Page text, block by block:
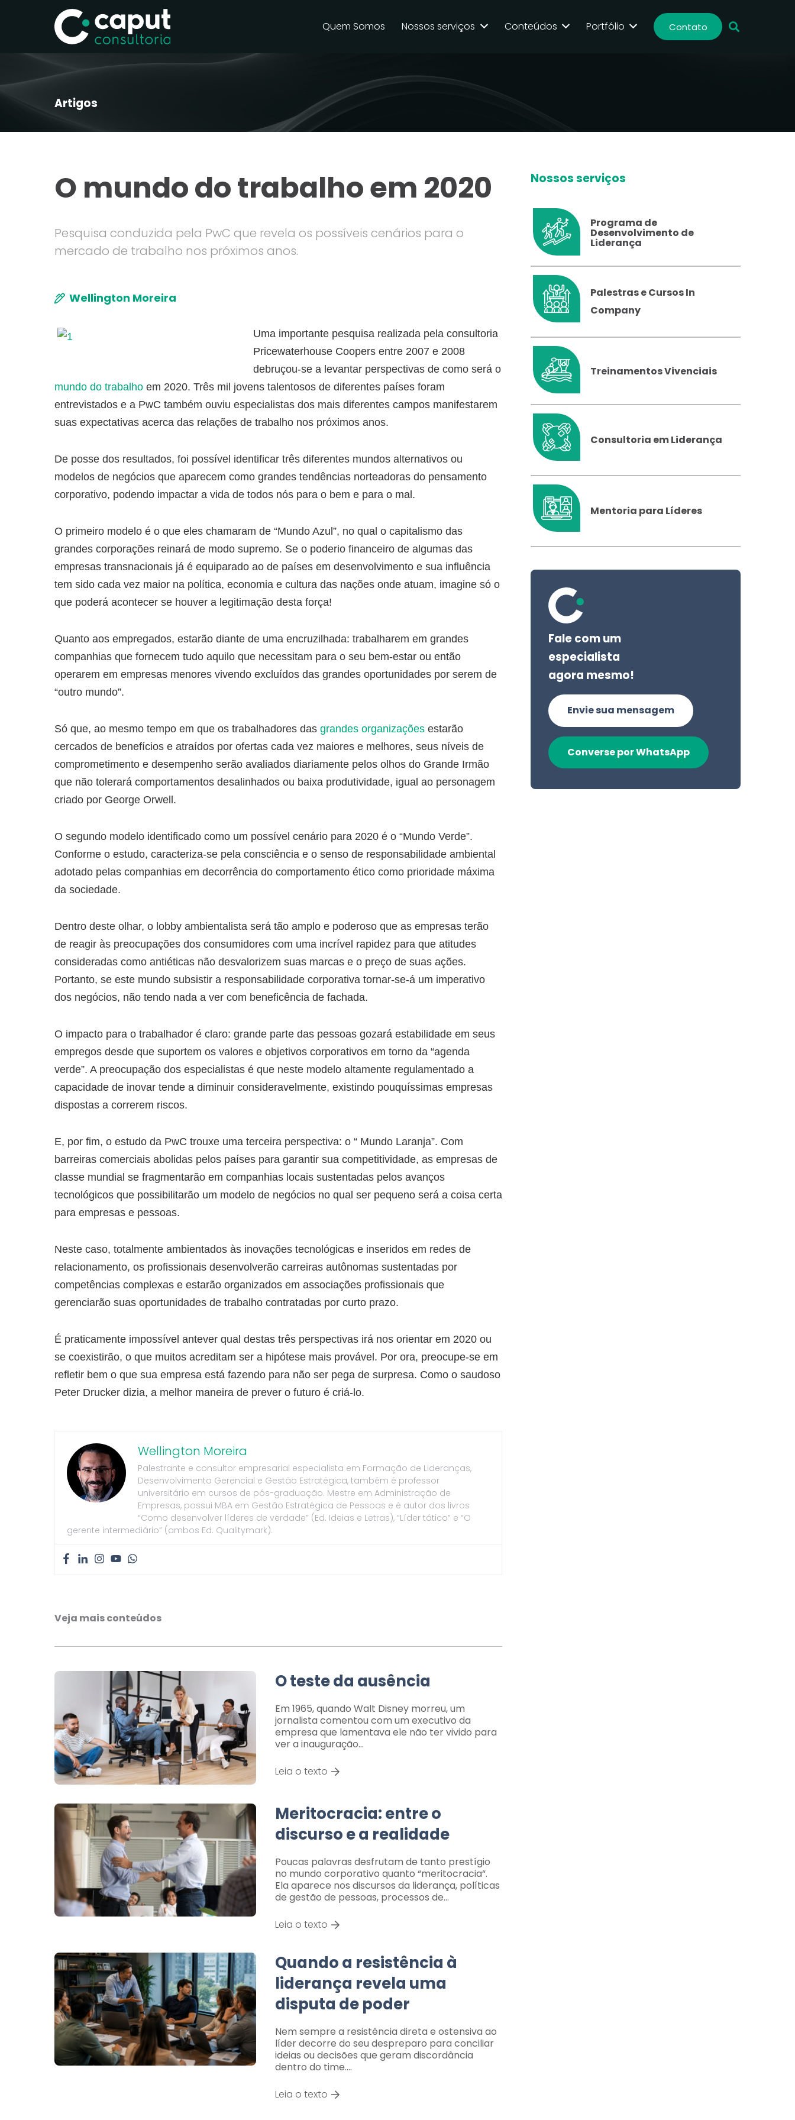
Quem Somos Nossos serviços Conteúdos Portfólio Contato
Artigos
O mundo do trabalho em 2020
Pesquisa conduzida pela PwC que revela os possíveis cenários para o
mercado de trabalho nos próximos anos.
Wellington Moreira
Uma importante pesquisa realizada pela consultoria
Pricewaterhouse Coopers entre 2007 e 2008
debruçou-se a levantar perspectivas de como será o
mundo do trabalho em 2020. Três mil jovens talentosos de diferentes países foram
entrevistados e a PwC também ouviu especialistas dos mais diferentes campos manifestarem
suas expectativas acerca das relações de trabalho nos próximos anos.
De posse dos resultados, foi possível identificar três diferentes mundos alternativos ou
modelos de negócios que aparecem como grandes tendências norteadoras do pensamento
corporativo, podendo impactar a vida de todos nós para o bem e para o mal.
O primeiro modelo é o que eles chamaram de “Mundo Azul”, no qual o capitalismo das
grandes corporações reinará de modo supremo. Se o poderio financeiro de algumas das
empresas transnacionais já é equiparado ao de países em desenvolvimento e sua influência
tem sido cada vez maior na política, economia e cultura das nações onde atuam, imagine só o
que poderá acontecer se houver a legitimação desta força!
Quanto aos empregados, estarão diante de uma encruzilhada: trabalharem em grandes
companhias que fornecem tudo aquilo que necessitam para o seu bem-estar ou então
operarem em empresas menores vivendo excluídos das grandes oportunidades por serem de
“outro mundo”.
Só que, ao mesmo tempo em que os trabalhadores das grandes organizações estarão
cercados de benefícios e atraídos por ofertas cada vez maiores e melhores, seus níveis de
comprometimento e desempenho serão avaliados diariamente pelos olhos do Grande Irmão
que não tolerará comportamentos desalinhados ou baixa produtividade, igual ao personagem
criado por George Orwell.
O segundo modelo identificado como um possível cenário para 2020 é o “Mundo Verde”.
Conforme o estudo, caracteriza-se pela consciência e o senso de responsabilidade ambiental
adotado pelas companhias em decorrência do comportamento ético como prioridade máxima
da sociedade.
Dentro deste olhar, o lobby ambientalista será tão amplo e poderoso que as empresas terão
de reagir às preocupações dos consumidores com uma incrível rapidez para que atitudes
consideradas como antiéticas não desvalorizem suas marcas e o preço de suas ações.
Portanto, se este mundo subsistir a responsabilidade corporativa tornar-se-á um imperativo
dos negócios, não tendo nada a ver com beneficência de fachada.
O impacto para o trabalhador é claro: grande parte das pessoas gozará estabilidade em seus
empregos desde que suportem os valores e objetivos corporativos em torno da “agenda
verde”. A preocupação dos especialistas é que neste modelo altamente regulamentado a
capacidade de inovar tende a diminuir consideravelmente, existindo pouquíssimas empresas
dispostas a correrem riscos.
E, por fim, o estudo da PwC trouxe uma terceira perspectiva: o “ Mundo Laranja”. Com
barreiras comerciais abolidas pelos países para garantir sua competitividade, as empresas de
classe mundial se fragmentarão em companhias locais sustentadas pelos avanços
tecnológicos que possibilitarão um modelo de negócios no qual ser pequeno será a coisa certa
para empresas e pessoas.
Neste caso, totalmente ambientados às inovações tecnológicas e inseridos em redes de
relacionamento, os profissionais desenvolverão carreiras autônomas sustentadas por
competências complexas e estarão organizados em associações profissionais que
gerenciarão suas oportunidades de trabalho contratadas por curto prazo.
É praticamente impossível antever qual destas três perspectivas irá nos orientar em 2020 ou
se coexistirão, o que muitos acreditam ser a hipótese mais provável. Por ora, preocupe-se em
refletir bem o que sua empresa está fazendo para não ser pega de surpresa. Como o saudoso
Peter Drucker dizia, a melhor maneira de prever o futuro é criá-lo.
Wellington Moreira
Palestrante e consultor empresarial especialista em Formação de Lideranças,
Desenvolvimento Gerencial e Gestão Estratégica, também é professor
universitário em cursos de pós-graduação. Mestre em Administração de
Empresas, possui MBA em Gestão Estratégica de Pessoas e é autor dos livros
“Como desenvolver líderes de verdade” (Ed. Ideias e Letras), “Líder tático” e “O
gerente intermediário” (ambos Ed. Qualitymark).
Veja mais conteúdos
O teste da ausência
Em 1965, quando Walt Disney morreu, um
jornalista comentou com um executivo da
empresa que lamentava ele não ter vivido para
ver a inauguração…
Leia o texto
Meritocracia: entre o
discurso e a realidade
Poucas palavras desfrutam de tanto prestígio
no mundo corporativo quanto “meritocracia“.
Ela aparece nos discursos da liderança, políticas
de gestão de pessoas, processos de…
Leia o texto
Quando a resistência à
liderança revela uma
disputa de poder
Nem sempre a resistência direta e ostensiva ao
líder decorre do seu despreparo para conciliar
ideias ou decisões que geram discordância
dentro do time.…
Leia o texto
Nossos serviços
Programa de
Desenvolvimento de
Liderança
Palestras e Cursos In
Company
Treinamentos Vivenciais
Consultoria em Liderança
Mentoria para Líderes
Fale com um
especialista
agora mesmo!
Envie sua mensagem
Converse por WhatsApp